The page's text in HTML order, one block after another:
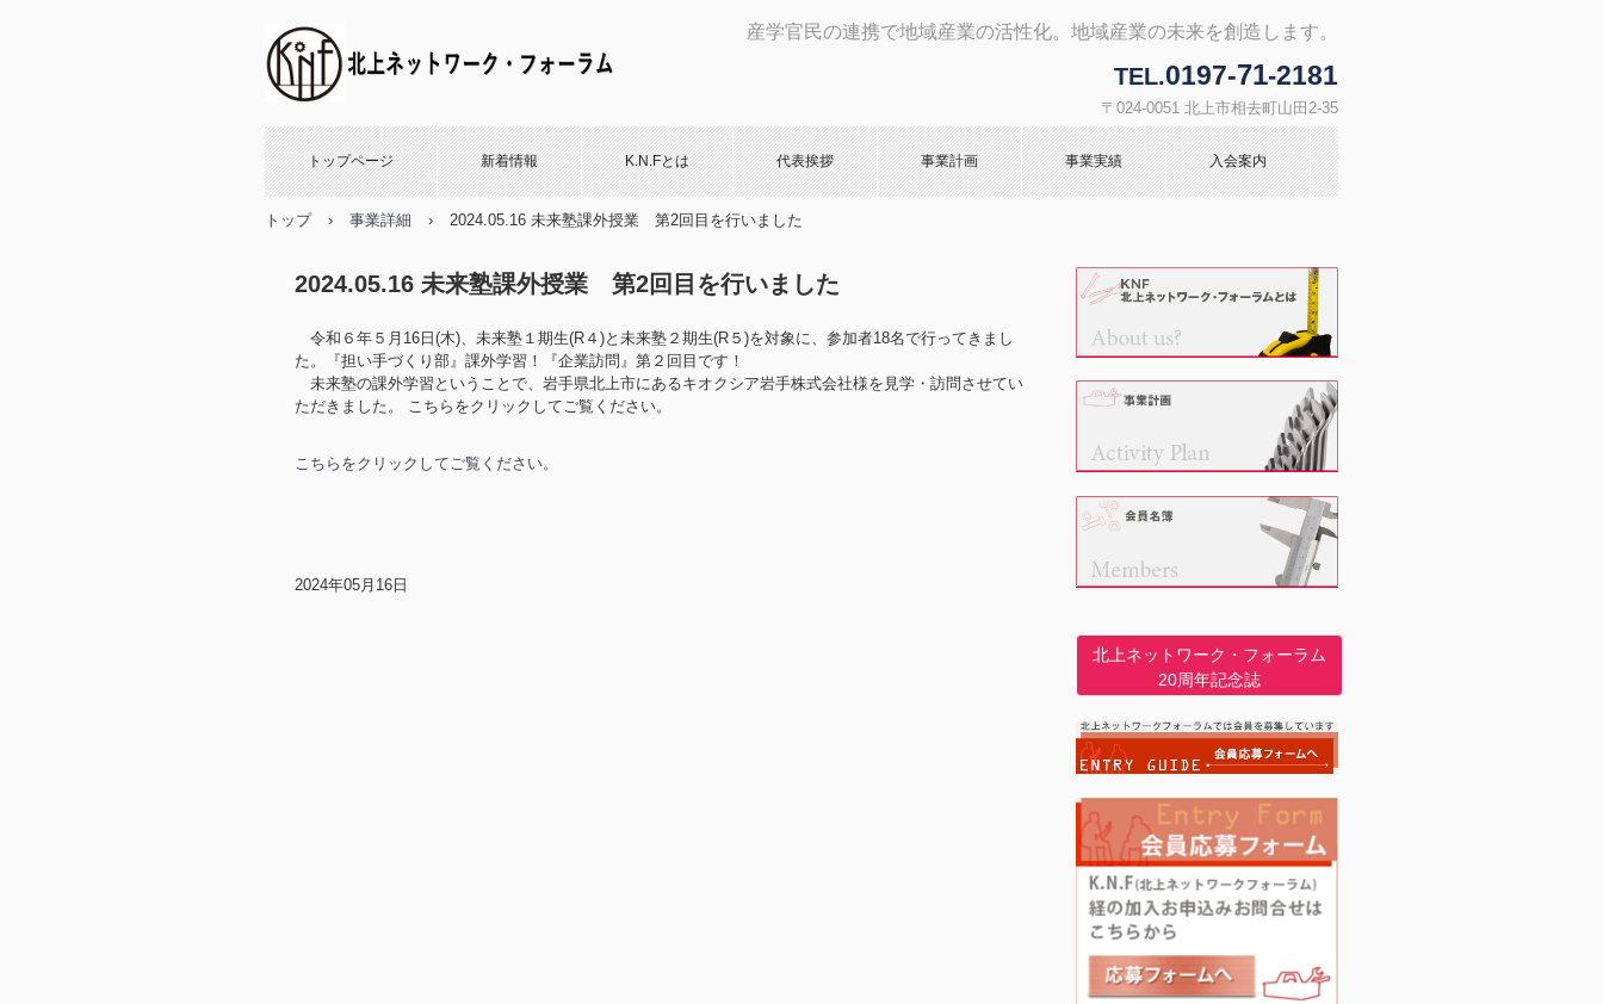
産学官民の連携で地域産業の活性化。地域産業の未来を創造します。
TEL.0197-71-2181
〒024-0051 北上市相去町山田2-35
トップページ 新着情報 K.N.Fとは 代表挨拶 事業計画 事業実績 入会案内
トップ › 事業詳細 › 2024.05.16 未来塾課外授業 第2回目を行いました
2024.05.16 未来塾課外授業 第2回目を行いました
令和６年５月16日(木)、未来塾１期生(R４)と未来塾２期生(R５)を対象に、参加者18名で行ってきまし
た。『担い手づくり部』課外学習！『企業訪問』第２回目です！
未来塾の課外学習ということで、岩手県北上市にあるキオクシア岩手株式会社様を見学・訪問させてい
ただきました。 こちらをクリックしてご覧ください。
こちらをクリックしてご覧ください。
2024年05月16日
北上ネットワーク・フォーラム
20周年記念誌